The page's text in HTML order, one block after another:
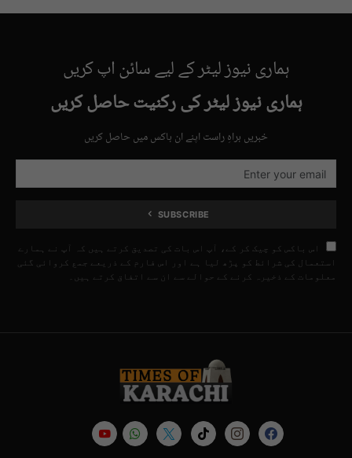
ہماری نیوز لیٹر کے لیے سائن اپ کریں
ہماری نیوز لیٹر کی رکنیت حاصل کریں
خبریں براہِ راست اپنے ان باکس میں حاصل کریں
SUBSCRIBE
اس باکس کو چیک کر کے، آپ اس بات کی تصدیق کرتے ہیں کہ آپ نے ہمارے
استعمال کی شرائط کو پڑھ لیا ہے اور اس فارم کے ذریعے جمع کروائی گئی
معلومات کے ذخیرہ کرنے کے حوالے سے ان سے اتفاق کرتے ہیں۔